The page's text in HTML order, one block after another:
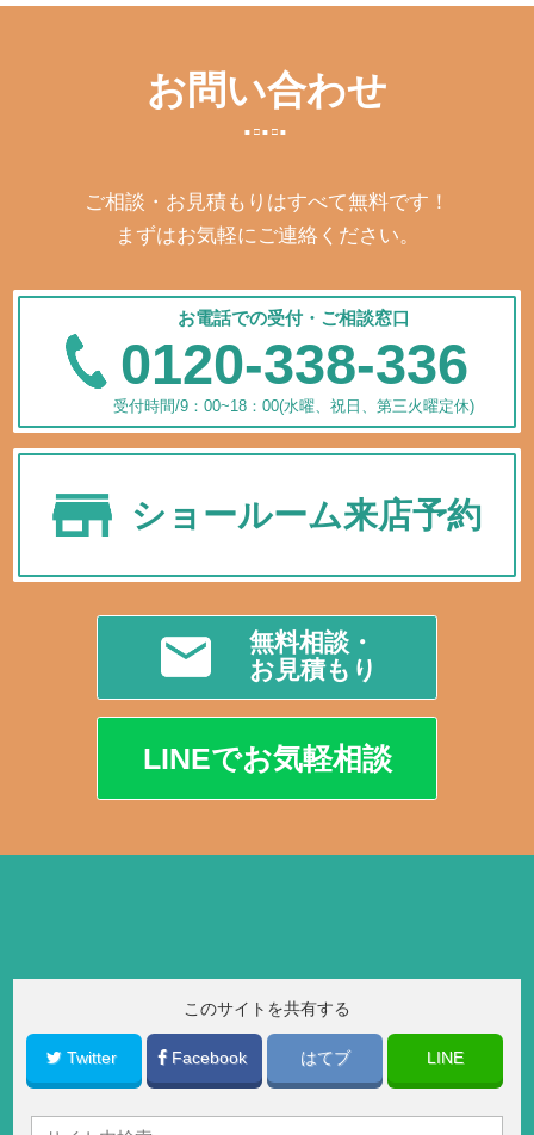
お問い合わせ
ご相談・お見積もりはすべて無料です！
まずはお気軽にご連絡ください。
お電話での受付・ご相談窓口
0120-338-336
受付時間/9：00~18：00(水曜、祝日、第三火曜定休)
ショールーム来店予約
無料相談・
お見積もり
LINEでお気軽相談
このサイトを共有する
Twitter Facebook はてブ LINE